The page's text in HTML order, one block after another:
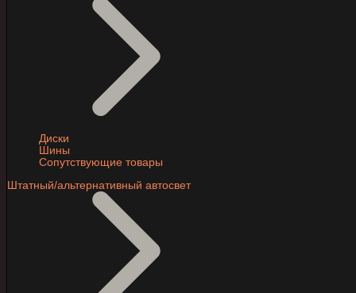
Диски
Шины
Сопутствующие товары
Штатный/альтернативный автосвет